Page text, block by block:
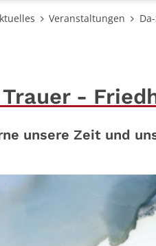
Veranstaltungen
-
unsere Zeit und